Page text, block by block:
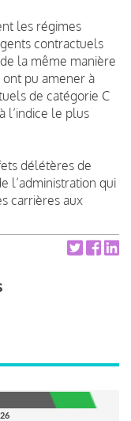
les régimes
contractuels
la même manière
ont pu amener à
de catégorie C
l’indice le plus
délétères de
l’administration qui
carrières aux